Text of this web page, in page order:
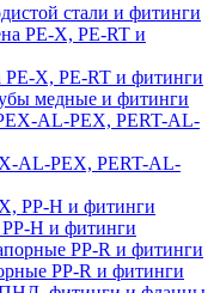
стали и фитинги
PE-X, PE-RT и фитинги
медные и фитинги
AL-PEX, PERT-AL-
H и фитинги
PP-R и фитинги